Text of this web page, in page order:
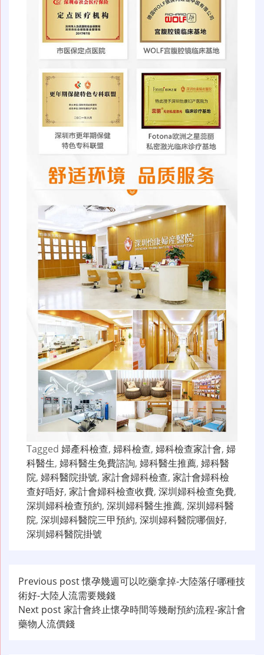
Tagged 婦產科檢查, 婦科檢查, 婦科檢查家計會, 婦
科醫生, 婦科醫生免費諮詢, 婦科醫生推薦, 婦科醫
院, 婦科醫院掛號, 家計會婦科檢查, 家計會婦科檢
查好唔好, 家計會婦科檢查收費, 深圳婦科檢查免費,
深圳婦科檢查預約, 深圳婦科醫生推薦, 深圳婦科醫
院, 深圳婦科醫院三甲預約, 深圳婦科醫院哪個好,
深圳婦科醫院掛號
文
章
导
Previous post懷孕幾週可以吃藥拿掉-大陸落仔哪種技
術好-大陸人流需要幾錢
Next post家計會終止懷孕時間等幾耐預約流程-家計會
藥物人流價錢